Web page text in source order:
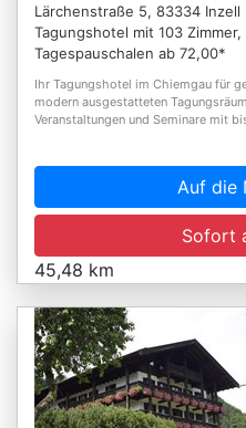
Lärchenstraße 5, 83334 Inzell
Tagungshotel mit 103
Tagespauschalen ab 72,00*
Ihr Tagungshotel im Chiemgau für
modern ausgestatteten
Veranstaltungen und Seminare mit
Auf die
Sofort
45,48 km